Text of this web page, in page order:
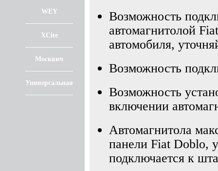
WEY
XCite
Москвич
Универсальная
Возможность
автомагнитолой
автомобиля,
Возможность
Возможность
включении
Автомагнитола
панели Fiat Doblo,
подключается к